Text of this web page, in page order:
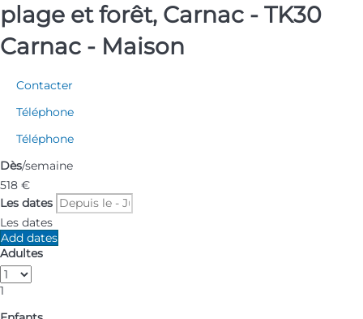
plage et forêt, Carnac - TK30
Carnac - Maison
Contacter
Téléphone
Téléphone
Dès/semaine
518 €
Les dates
Les dates
Add dates
Adultes
1